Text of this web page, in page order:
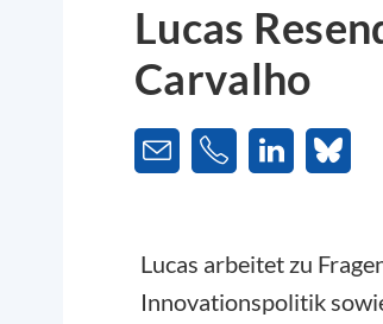
Lucas
Carvalho
Lucas arbeitet zu
Innovationspolitik